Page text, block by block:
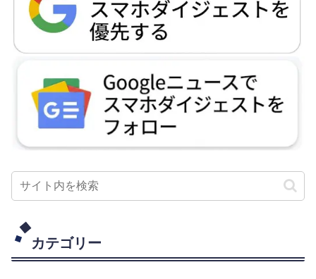
カテゴリー